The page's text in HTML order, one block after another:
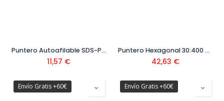
Puntero Autoafilable SDS-Plus 250 mm
11,57 €
Puntero Hexagonal 30:400 mm
42,63 €
Envío Gratis +60€ Envío Gratis +60€